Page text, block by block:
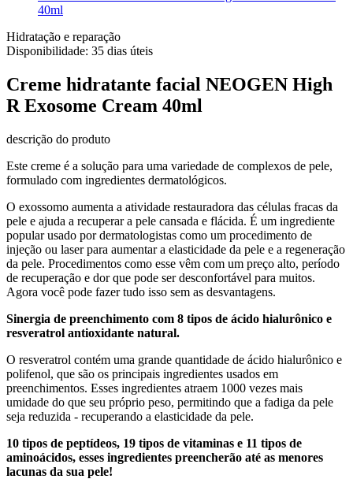
40ml
Hidratação e reparação
Disponibilidade: 35 dias úteis
Creme hidratante facial NEOGEN High
R Exosome Cream 40ml
descrição do produto
Este creme é a solução para uma variedade de complexos de pele,
formulado com ingredientes dermatológicos.
O exossomo aumenta a atividade restauradora das células fracas da
pele e ajuda a recuperar a pele cansada e flácida. É um ingrediente
popular usado por dermatologistas como um procedimento de
injeção ou laser para aumentar a elasticidade da pele e a regeneração
da pele. Procedimentos como esse vêm com um preço alto, período
de recuperação e dor que pode ser desconfortável para muitos.
Agora você pode fazer tudo isso sem as desvantagens.
Sinergia de preenchimento com 8 tipos de ácido hialurônico e
resveratrol antioxidante natural.
O resveratrol contém uma grande quantidade de ácido hialurônico e
polifenol, que são os principais ingredientes usados em
preenchimentos. Esses ingredientes atraem 1000 vezes mais
umidade do que seu próprio peso, permitindo que a fadiga da pele
seja reduzida - recuperando a elasticidade da pele.
10 tipos de peptídeos, 19 tipos de vitaminas e 11 tipos de
aminoácidos, esses ingredientes preencherão até as menores
lacunas da sua pele!